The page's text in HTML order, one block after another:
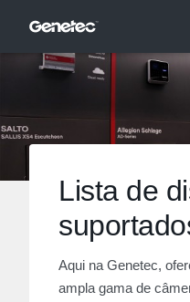
Lista de
Aqui na Genetec,
ampla gama de